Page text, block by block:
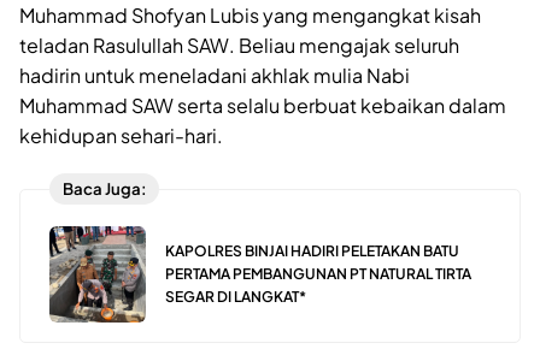
Muhammad Shofyan Lubis yang mengangkat kisah
teladan Rasulullah SAW. Beliau mengajak seluruh
hadirin untuk meneladani akhlak mulia Nabi
Muhammad SAW serta selalu berbuat kebaikan dalam
kehidupan sehari-hari.
Baca Juga:
KAPOLRES BINJAI HADIRI PELETAKAN BATU
PERTAMA PEMBANGUNAN PT NATURAL TIRTA
SEGAR DI LANGKAT*